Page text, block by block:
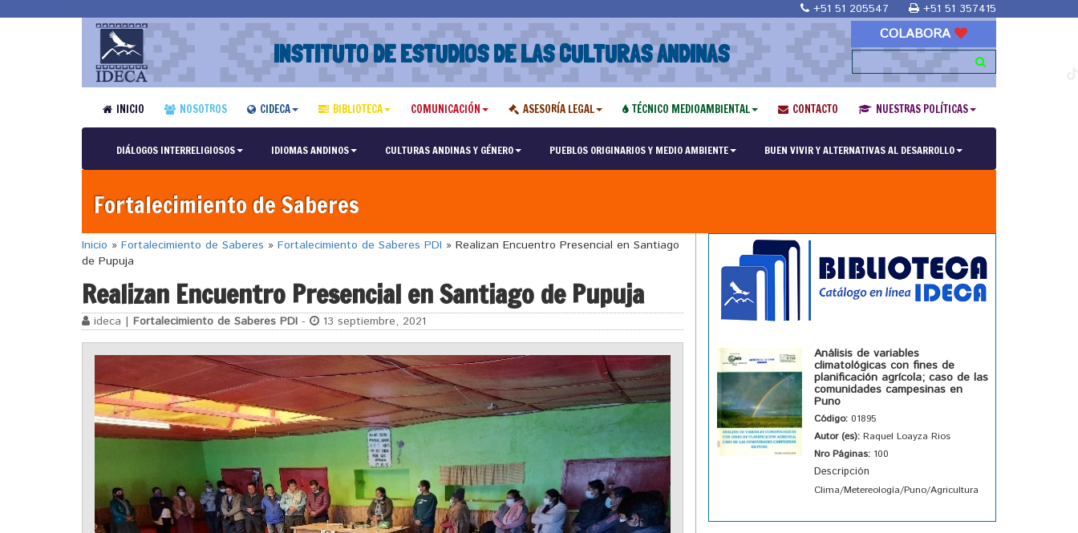
+51 51 205547 +51 51 357415
INSTITUTO DE ESTUDIOS DE LAS CULTURAS ANDINAS
COLABORA
INICIO NOSOTROS CIDECA BIBLIOTECA COMUNICACIÓN ASESORÍA LEGAL TÉCNICO MEDIOAMBIENTAL CONTACTO NUESTRAS POLÍTICAS
DIÁLOGOS INTERRELIGIOSOS IDIOMAS ANDINOS CULTURAS ANDINAS Y GÉNERO PUEBLOS ORIGINARIOS Y MEDIO AMBIENTE BUEN VIVIR Y ALTERNATIVAS AL DESARROLLO
Fortalecimiento de Saberes
Inicio » Fortalecimiento de Saberes » Fortalecimiento de Saberes PDI » Realizan Encuentro Presencial en Santiago
de Pupuja
Realizan Encuentro Presencial en Santiago de Pupuja
ideca | Fortalecimiento de Saberes PDI - 13 septiembre, 2021
Análisis de variables
climatológicas con fines de
planificación agrícola; caso de las
comunidades campesinas en
Puno
Código: 01895
Autor (es): Raquel Loayza Rios
Nro Páginas: 100
Descripción
Clima/Metereología/Puno/Agricultura